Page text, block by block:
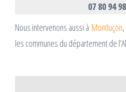
07 80 94
Nous intervenons aussi à Montluçon,
les communes du département de